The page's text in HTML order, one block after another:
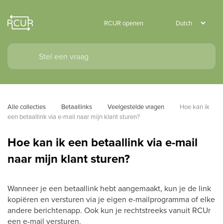
RCUR openen
Alle collecties Betaallinks Veelgestelde vragen
Hoe kan ik
een betaallink via e-mail naar mijn klant sturen?
Hoe kan ik een betaallink via e-mail
naar mijn klant sturen?
Wanneer je een betaallink hebt aangemaakt, kun je de link
kopiëren en versturen via je eigen e-mailprogramma of elke
andere berichtenapp. Ook kun je rechtstreeks vanuit RCUr
een e-mail versturen.